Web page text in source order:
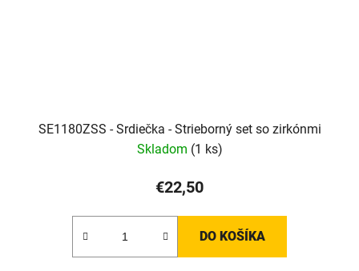
SE1180ZSS - Srdiečka - Strieborný set so zirkónmi
Skladom (1 ks)
€22,50
DO KOŠÍKA